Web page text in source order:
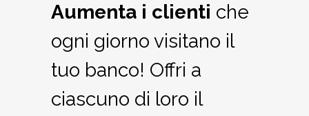
Aumenta i clienti che
ogni giorno visitano il
tuo banco! Offri a
ciascuno di loro il